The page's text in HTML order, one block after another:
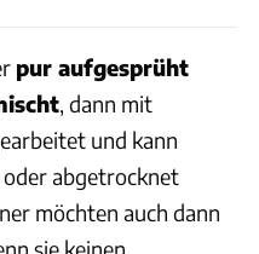
pur aufgesprüht
, dann mit
und kann
abgetrocknet
möchten auch dann
sie keinen